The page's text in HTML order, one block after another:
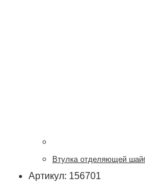
Втулка отделяющей
Артикул: 156701